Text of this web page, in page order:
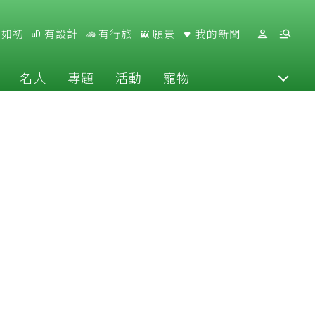
初 有設計 有行旅 願景 我的新聞
名人 專題 活動 寵物